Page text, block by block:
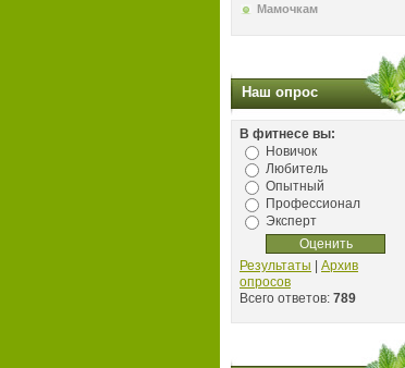
Мамочкам
Наш опрос
В фитнесе вы:
Новичок
Любитель
Опытный
Профессионал
Эксперт
Результаты
Архив
опросов
Всего ответов: 789